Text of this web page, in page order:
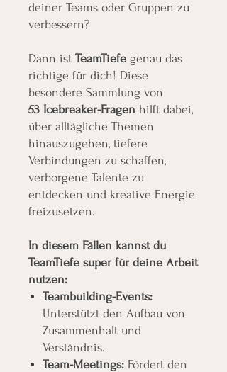
deiner Teams oder Gruppen zu
verbessern?
Dann ist TeamTiefe genau das
richtige für dich! Diese
besondere Sammlung von
53 Icebreaker-Fragen hilft dabei,
über alltägliche Themen
hinauszugehen, tiefere
Verbindungen zu schaffen,
verborgene Talente zu
entdecken und kreative Energie
freizusetzen.
In diesem Fällen kannst du
TeamTiefe super für deine Arbeit
nutzen:
Teambuilding-Events:
Unterstützt den Aufbau von
Zusammenhalt und
Verständnis.
Team-Meetings: Fördert den